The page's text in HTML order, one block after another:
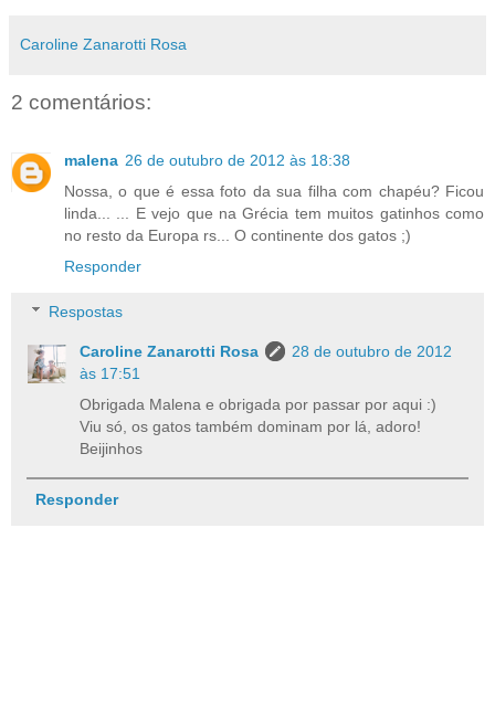
Caroline Zanarotti Rosa
2 comentários:
malena 26 de outubro de 2012 às 18:38
Nossa, o que é essa foto da sua filha com chapéu? Ficou
linda... ... E vejo que na Grécia tem muitos gatinhos como
no resto da Europa rs... O continente dos gatos ;)
Responder
Respostas
Caroline Zanarotti Rosa
28 de outubro de 2012
às 17:51
Obrigada Malena e obrigada por passar por aqui :)
Viu só, os gatos também dominam por lá, adoro!
Beijinhos
Responder